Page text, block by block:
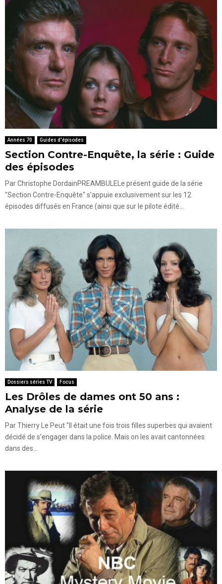
Années 70 Guides d'épisodes
Section Contre-Enquête, la série : Guide
des épisodes
Par Christophe DordainPREAMBULELe présent guide de la série
"Section Contre-Enquête" s'appuie exclusivement sur les 12
épisodes diffusés en France (ainsi que sur le pilote édité...
Dossiers séries TV Focus
Les Drôles de dames ont 50 ans :
Analyse de la série
Par Thierry Le Peut "Il était une fois trois filles superbes qui avaient
décidé de s’engager dans la police. Mais on les avait cantonnées
dans des...